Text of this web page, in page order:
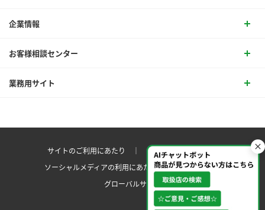
企業情報
お客様相談センター
業務用サイト
サイトのご利用にあたり ｜プライバシーポリシー
ソーシャルメディアの利用にあたりサイトマップ ｜
グローバルサイト